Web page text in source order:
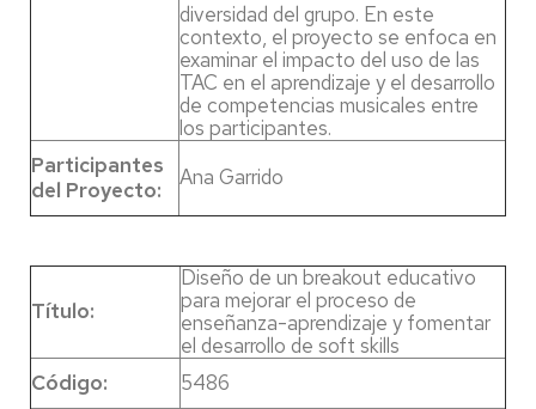
diversidad del grupo. En este
contexto, el proyecto se enfoca en
examinar el impacto del uso de las
TAC en el aprendizaje y el desarrollo
de competencias musicales entre
los participantes.
Participantes
del Proyecto:
Ana Garrido
Título:
Diseño de un breakout educativo
para mejorar el proceso de
enseñanza-aprendizaje y fomentar
el desarrollo de soft skills
Código:
5486